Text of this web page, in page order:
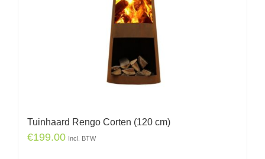
Tuinhaard Rengo Corten (120 cm)
€199.00 Incl. BTW